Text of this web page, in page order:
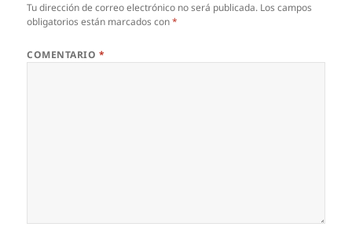
Tu dirección de correo electrónico no será publicada. Los campos
obligatorios están marcados con*
COMENTARIO *